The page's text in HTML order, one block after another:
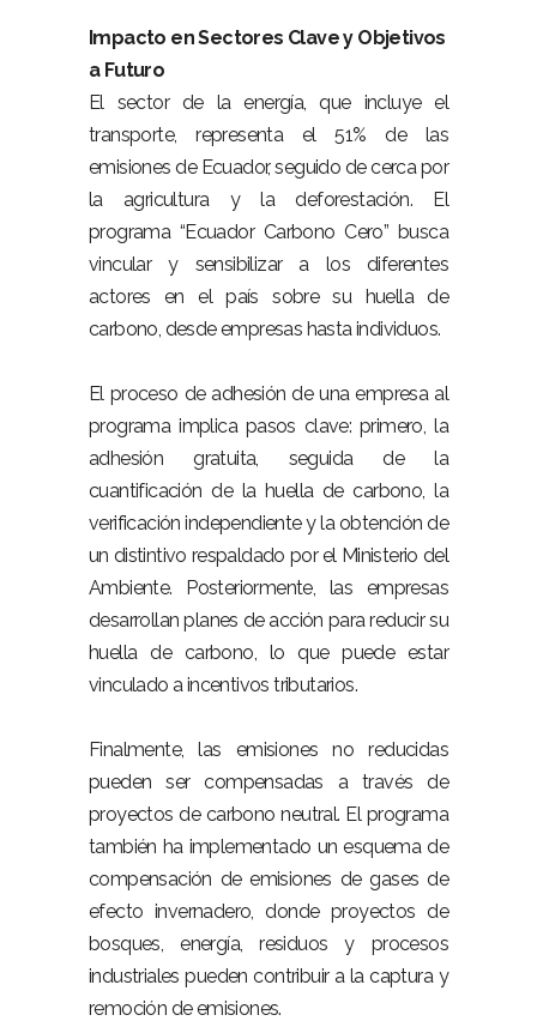
Impacto en Sectores Clave y Objetivos
a Futuro
El sector de la energía, que incluye el
transporte, representa el 51% de las
emisiones de Ecuador, seguido de cerca por
la agricultura y la deforestación. El
programa “Ecuador Carbono Cero” busca
vincular y sensibilizar a los diferentes
actores en el país sobre su huella de
carbono, desde empresas hasta individuos.
El proceso de adhesión de una empresa al
programa implica pasos clave: primero, la
adhesión gratuita, seguida de la
cuantificación de la huella de carbono, la
verificación independiente y la obtención de
un distintivo respaldado por el Ministerio del
Ambiente. Posteriormente, las empresas
desarrollan planes de acción para reducir su
huella de carbono, lo que puede estar
vinculado a incentivos tributarios.
Finalmente, las emisiones no reducidas
pueden ser compensadas a través de
proyectos de carbono neutral. El programa
también ha implementado un esquema de
compensación de emisiones de gases de
efecto invernadero, donde proyectos de
bosques, energía, residuos y procesos
industriales pueden contribuir a la captura y
remoción de emisiones.